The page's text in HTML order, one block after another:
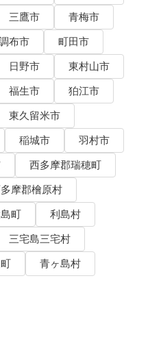
三鷹市
青梅市
布市
町田市
日野市
東村山市
福生市
狛江市
東久留米市
稲城市
羽村市
西多摩郡瑞穂町
摩郡檜原村
町
利島村
三宅島三宅村
青ヶ島村